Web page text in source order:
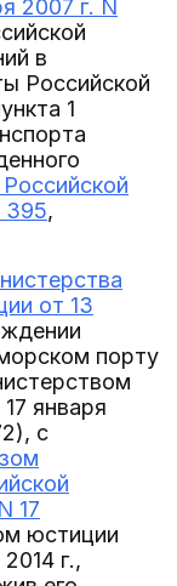
2007 г. N
в
Российской
1
395,
от 13
порту
января
с
17
юстиции
г.,